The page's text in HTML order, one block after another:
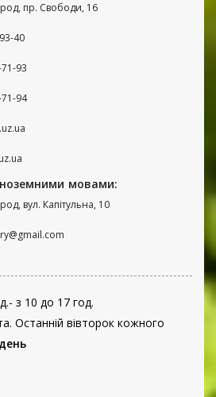
пр. Свободи, 16
40
93
71-94
мовами:
вул. Капітульна, 10
з 10 до 17 год.
Останній вівторок кожного